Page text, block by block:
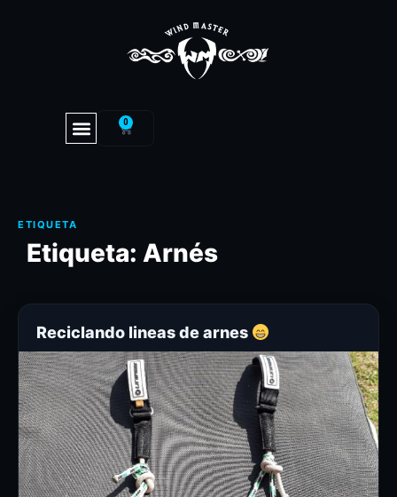
0
Etiqueta: Arnés
Reciclando lineas de arnes